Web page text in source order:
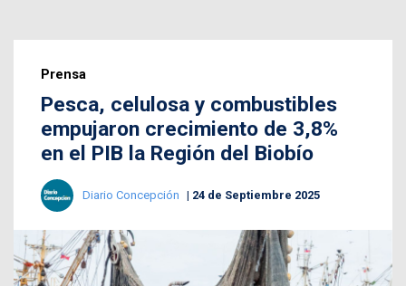
Prensa
Pesca, celulosa y combustibles
empujaron crecimiento de 3,8%
en el PIB la Región del Biobío
Diario Concepción 24 de Septiembre 2025